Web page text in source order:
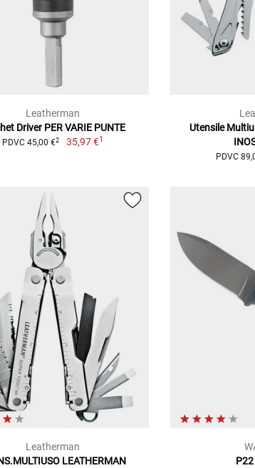
Leatherman
Driver PER VARIE PUNTE
PDVC 45,00 €2 35,97 €1
Utensile
PDVC
Leatherman
LEATHERMAN